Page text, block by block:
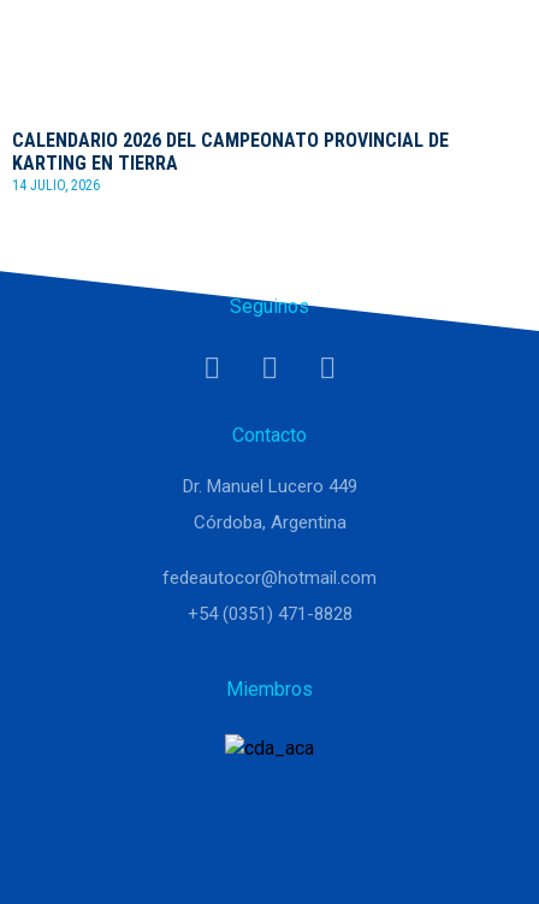
CALENDARIO 2026 DEL CAMPEONATO PROVINCIAL DE
KARTING EN TIERRA
14 JULIO, 2026
Seguinos
Contacto
Dr. Manuel Lucero 449
Córdoba, Argentina
fedeautocor@hotmail.com
+54 (0351) 471-8828
Miembros